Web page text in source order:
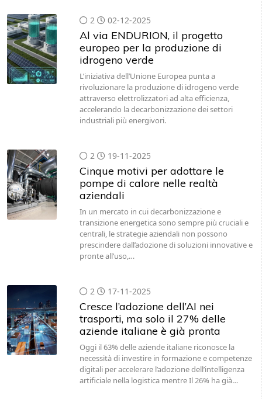
2 02-12-2025
Al via ENDURION, il progetto
europeo per la produzione di
idrogeno verde
L’iniziativa dell’Unione Europea punta a
rivoluzionare la produzione di idrogeno verde
attraverso elettrolizzatori ad alta efficienza,
accelerando la decarbonizzazione dei settori
industriali più energivori.
2 19-11-2025
Cinque motivi per adottare le
pompe di calore nelle realtà
aziendali
In un mercato in cui decarbonizzazione e
transizione energetica sono sempre più cruciali e
centrali, le strategie aziendali non possono
prescindere dall’adozione di soluzioni innovative e
pronte all’uso,…
2 17-11-2025
Cresce l’adozione dell’AI nei
trasporti, ma solo il 27% delle
aziende italiane è già pronta
Oggi il 63% delle aziende italiane riconosce la
necessità di investire in formazione e competenze
digitali per accelerare l’adozione dell’intelligenza
artificiale nella logistica mentre Il 26% ha già…